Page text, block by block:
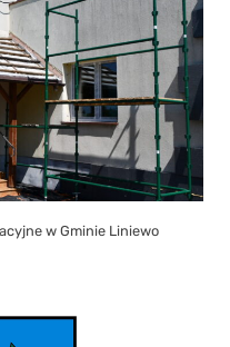
w Gminie Liniewo